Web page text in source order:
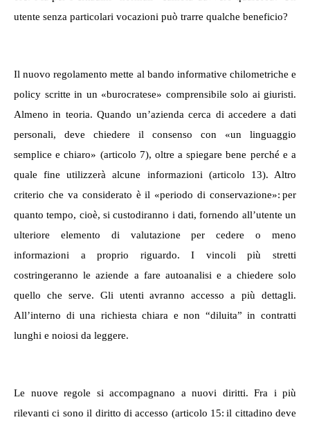
utente senza particolari vocazioni può trarre qualche beneficio?
Il nuovo regolamento mette al bando informative chilometriche e
policy scritte in un «burocratese» comprensibile solo ai giuristi.
Almeno in teoria. Quando un’azienda cerca di accedere a dati
personali, deve chiedere il consenso con «un linguaggio
semplice e chiaro» (articolo 7), oltre a spiegare bene perché e a
quale fine utilizzerà alcune informazioni (articolo 13). Altro
criterio che va considerato è il «periodo di conservazione»: per
quanto tempo, cioè, si custodiranno i dati, fornendo all’utente un
ulteriore elemento di valutazione per cedere o meno
informazioni a proprio riguardo. I vincoli più stretti
costringeranno le aziende a fare autoanalisi e a chiedere solo
quello che serve. Gli utenti avranno accesso a più dettagli.
All’interno di una richiesta chiara e non “diluita” in contratti
lunghi e noiosi da leggere.
Le nuove regole si accompagnano a nuovi diritti. Fra i più
rilevanti ci sono il diritto di accesso (articolo 15: il cittadino deve